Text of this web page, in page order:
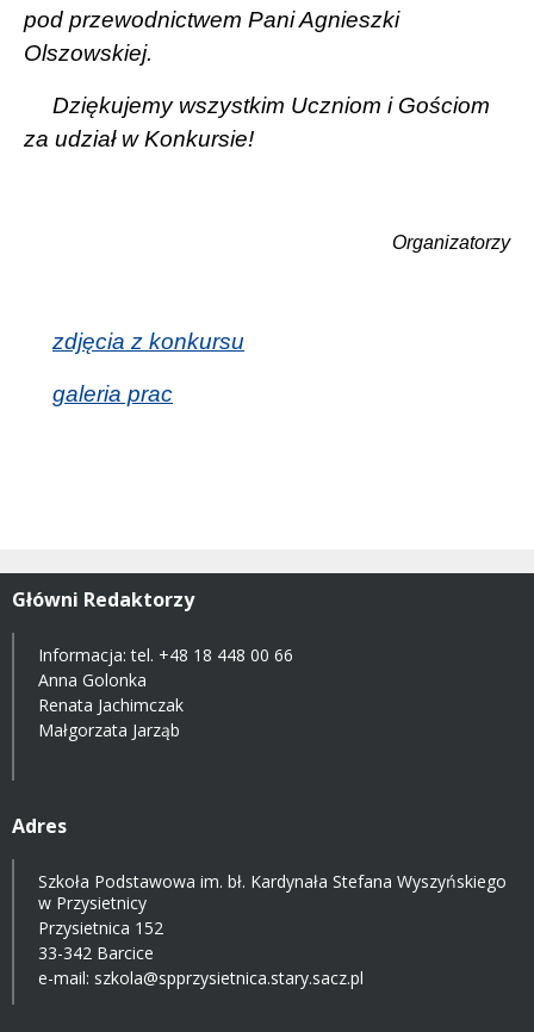
pod przewodnictwem Pani Agnieszki
Olszowskiej.
Dziękujemy wszystkim Uczniom i Gościom
za udział w Konkursie!
Organizatorzy
zdjęcia z konkursu
galeria prac
Główni Redaktorzy
Informacja: tel. +48 18 448 00 66
Anna Golonka
Renata Jachimczak
Małgorzata Jarząb
Adres
Szkoła Podstawowa im. bł. Kardynała Stefana Wyszyńskiego
w Przysietnicy
Przysietnica 152
33-342 Barcice
e-mail: szkola@spprzysietnica.stary.sacz.pl